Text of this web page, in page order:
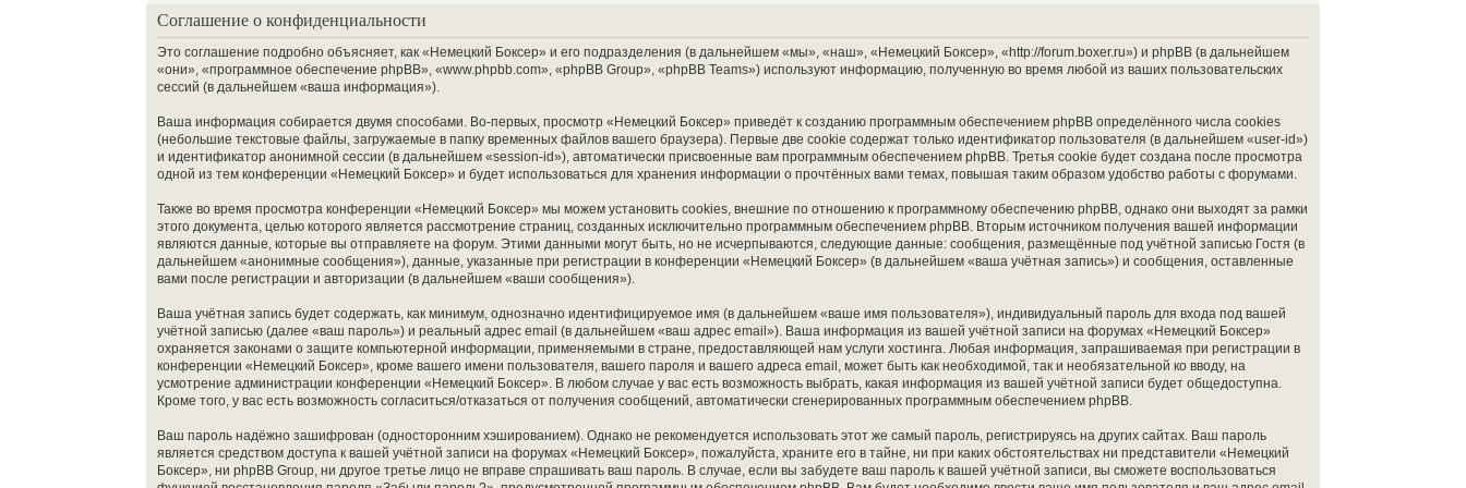
Соглашение о конфиденциальности
Это соглашение подробно объясняет, как «Немецкий Боксер» и его подразделения (в дальнейшем «мы», «наш», «Немецкий Боксер», «http://forum.boxer.ru») и phpBB (в дальнейшем
«они», «программное обеспечение phpBB», «www.phpbb.com», «phpBB Group», «phpBB Teams») используют информацию, полученную во время любой из ваших пользовательских
сессий (в дальнейшем «ваша информация»).
Ваша информация собирается двумя способами. Во-первых, просмотр «Немецкий Боксер» приведёт к созданию программным обеспечением phpBB определённого числа cookies
(небольшие текстовые файлы, загружаемые в папку временных файлов вашего браузера). Первые две cookie содержат только идентификатор пользователя (в дальнейшем «user-id»)
и идентификатор анонимной сессии (в дальнейшем «session-id»), автоматически присвоенные вам программным обеспечением phpBB. Третья cookie будет создана после просмотра
одной из тем конференции «Немецкий Боксер» и будет использоваться для хранения информации о прочтённых вами темах, повышая таким образом удобство работы с форумами.
Также во время просмотра конференции «Немецкий Боксер» мы можем установить cookies, внешние по отношению к программному обеспечению phpBB, однако они выходят за рамки
этого документа, целью которого является рассмотрение страниц, созданных исключительно программным обеспечением phpBB. Вторым источником получения вашей информации
являются данные, которые вы отправляете на форум. Этими данными могут быть, но не исчерпываются, следующие данные: сообщения, размещённые под учётной записью Гостя (в
дальнейшем «анонимные сообщения»), данные, указанные при регистрации в конференции «Немецкий Боксер» (в дальнейшем «ваша учётная запись») и сообщения, оставленные
вами после регистрации и авторизации (в дальнейшем «ваши сообщения»).
Ваша учётная запись будет содержать, как минимум, однозначно идентифицируемое имя (в дальнейшем «ваше имя пользователя»), индивидуальный пароль для входа под вашей
учётной записью (далее «ваш пароль») и реальный адрес email (в дальнейшем «ваш адрес email»). Ваша информация из вашей учётной записи на форумах «Немецкий Боксер»
охраняется законами о защите компьютерной информации, применяемыми в стране, предоставляющей нам услуги хостинга. Любая информация, запрашиваемая при регистрации в
конференции «Немецкий Боксер», кроме вашего имени пользователя, вашего пароля и вашего адреса email, может быть как необходимой, так и необязательной ко вводу, на
усмотрение администрации конференции «Немецкий Боксер». В любом случае у вас есть возможность выбрать, какая информация из вашей учётной записи будет общедоступна.
Кроме того, у вас есть возможность согласиться/отказаться от получения сообщений, автоматически сгенерированных программным обеспечением phpBB.
Ваш пароль надёжно зашифрован (односторонним хэшированием). Однако не рекомендуется использовать этот же самый пароль, регистрируясь на других сайтах. Ваш пароль
является средством доступа к вашей учётной записи на форумах «Немецкий Боксер», пожалуйста, храните его в тайне, ни при каких обстоятельствах ни представители «Немецкий
Боксер», ни phpBB Group, ни другое третье лицо не вправе спрашивать ваш пароль. В случае, если вы забудете ваш пароль к вашей учётной записи, вы сможете воспользоваться